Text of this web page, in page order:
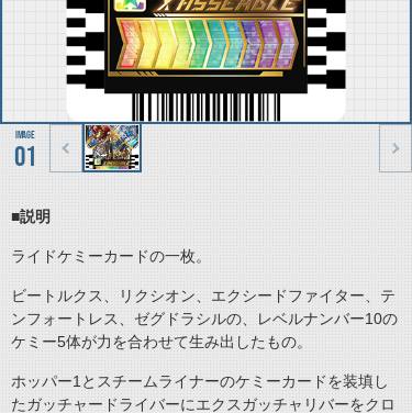
01
■説明
ライドケミーカードの一枚。
ビートルクス、リクシオン、エクシードファイター、テ
ンフォートレス、ゼグドラシルの、レベルナンバー10の
ケミー5体が力を合わせて生み出したもの。
ホッパー1とスチームライナーのケミーカードを装填し
たガッチャードライバーにエクスガッチャリバーをクロ